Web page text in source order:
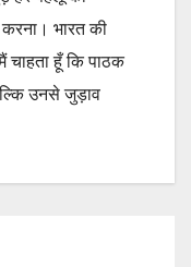
करना। भारत की
हूँ कि पाठक
उनसे जुड़ाव